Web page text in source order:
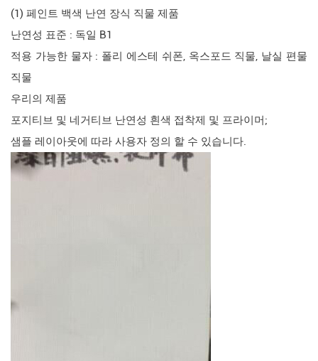
(1) 페인트 백색 난연 장식 직물 제품
난연성 표준 : 독일 B1
적용 가능한 물자 : 폴리 에스테 쉬폰, 옥스포드 직물, 날실 편물
직물
우리의 제품
포지티브 및 네거티브 난연성 흰색 접착제 및 프라이머;
샘플 레이아웃에 따라 사용자 정의 할 수 있습니다.